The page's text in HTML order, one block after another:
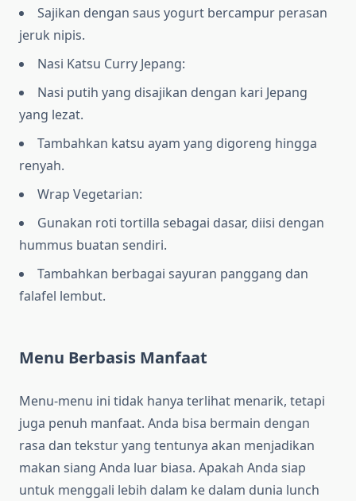
Sajikan dengan saus yogurt bercampur perasan
jeruk nipis.
Nasi Katsu Curry Jepang:
Nasi putih yang disajikan dengan kari Jepang
yang lezat.
Tambahkan katsu ayam yang digoreng hingga
renyah.
Wrap Vegetarian:
Gunakan roti tortilla sebagai dasar, diisi dengan
hummus buatan sendiri.
Tambahkan berbagai sayuran panggang dan
falafel lembut.
Menu Berbasis Manfaat
Menu-menu ini tidak hanya terlihat menarik, tetapi
juga penuh manfaat. Anda bisa bermain dengan
rasa dan tekstur yang tentunya akan menjadikan
makan siang Anda luar biasa. Apakah Anda siap
untuk menggali lebih dalam ke dalam dunia lunch